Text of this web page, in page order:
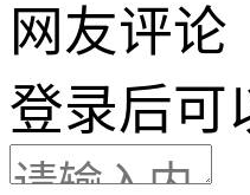
网友评论
登录后可